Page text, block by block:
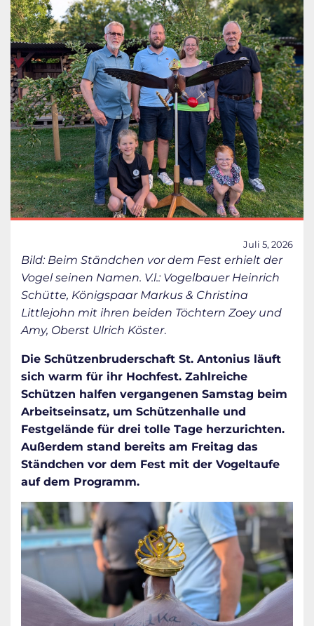
Juli 5, 2026
Bild: Beim Ständchen vor dem Fest erhielt der
Vogel seinen Namen. V.l.: Vogelbauer Heinrich
Schütte, Königspaar Markus & Christina
Littlejohn mit ihren beiden Töchtern Zoey und
Amy, Oberst Ulrich Köster.
Die Schützenbruderschaft St. Antonius läuft
sich warm für ihr Hochfest. Zahlreiche
Schützen halfen vergangenen Samstag beim
Arbeitseinsatz, um Schützenhalle und
Festgelände für drei tolle Tage herzurichten.
Außerdem stand bereits am Freitag das
Ständchen vor dem Fest mit der Vogeltaufe
auf dem Programm.